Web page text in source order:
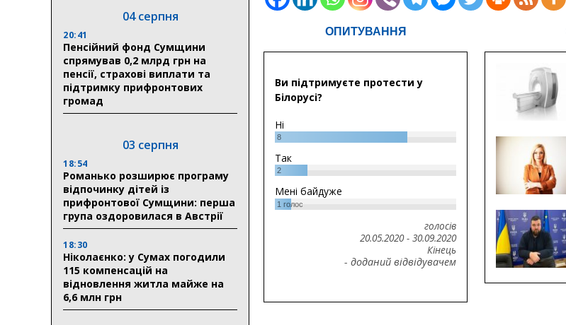
04 серпня
20:41
Пенсійний фонд Сумщини
спрямував 0,2 млрд грн на
пенсії, страхові виплати та
підтримку прифронтових
громад
03 серпня
18:54
Романько розширює програму
відпочинку дітей із
прифронтової Сумщини: перша
група оздоровилася в Австрії
18:30
Ніколаєнко: у Сумах погодили
115 компенсацій на
відновлення житла майже на
6,6 млн грн
ОПИТУВАННЯ
Ви підтримуєте протести у
Білорусі?
Ні
8
Так
2
Мені байдуже
1голос
голосів
20.05.2020- 30.09.2020
Кінець
- доданий відвідувачем